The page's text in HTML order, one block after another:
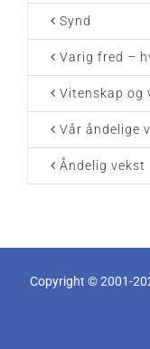
Synd
Varig fred –
Vitenskap og
Vår åndelige
Åndelig vekst
Copyright © 2001-